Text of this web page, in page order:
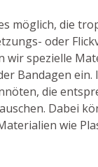
möglich, die
oder
wir spezielle
Bandagen ein.
die
Dabei
wie